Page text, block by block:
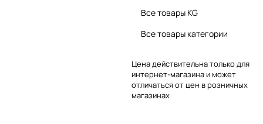
Все товары KG
Все товары категории
Цена действительна только для
интернет-магазина и может
отличаться от цен в розничных
магазинах